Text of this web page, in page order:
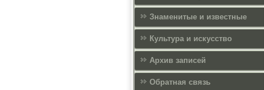
Знаменитые и известные
Культура и искусcтво
Архив записей
Обратная связь